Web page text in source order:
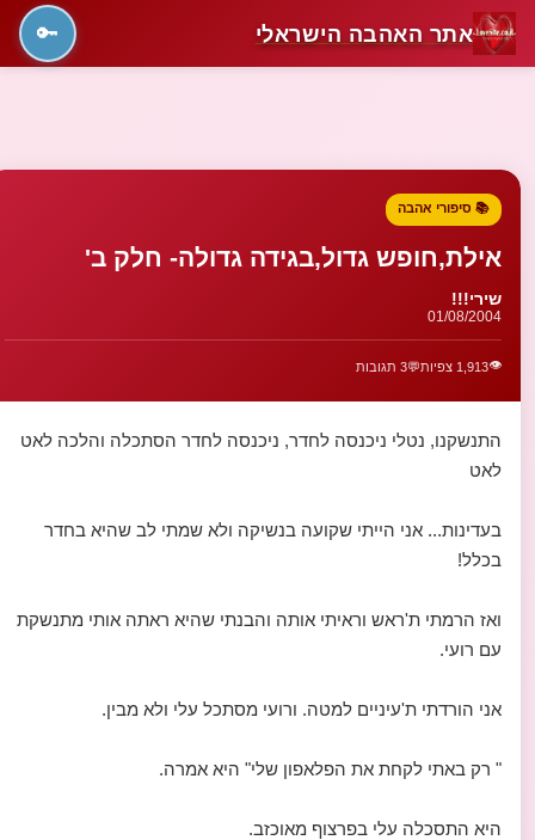
אתר האהבה הישראלי 🔑
📚 סיפורי אהבה
אילת,חופש גדול,בגידה גדולה- חלק ב'
שירי!!!
01/08/2004
👁️1,913 צפיות 💬3 תגובות
התנשקנו, נטלי ניכנסה לחדר, ניכנסה לחדר הסתכלה והלכה לאט
לאט
בעדינות... אני הייתי שקועה בנשיקה ולא שמתי לב שהיא בחדר
בכלל!
ואז הרמתי ת'ראש וראיתי אותה והבנתי שהיא ראתה אותי מתנשקת
עם רועי.
אני הורדתי ת'עיניים למטה. ורועי מסתכל עלי ולא מבין.
" רק באתי לקחת את הפלאפון שלי" היא אמרה.
היא התסכלה עלי בפרצוף מאוכזב.